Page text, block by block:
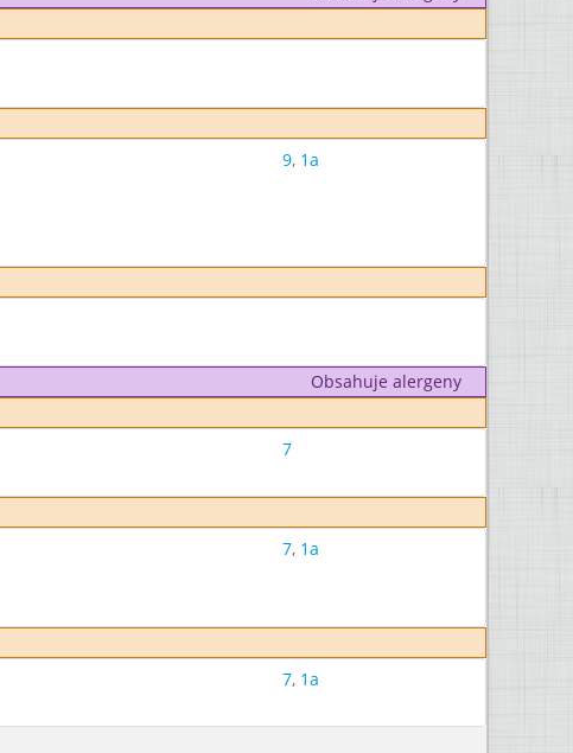
9, 1a
Obsahuje alergeny
7
7, 1a
7, 1a